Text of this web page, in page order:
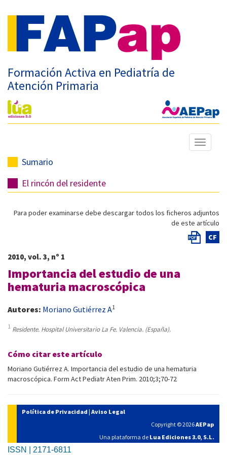
Formación Activa en Pediatría de
Atención Primaria
Mostrar
menú
Sumario
El rincón del residente
Para poder examinarse debe descargar todos los ficheros adjuntos
de este artículo
CF
2010, vol. 3, nº 1
Importancia del estudio de una
hematuria macroscópica
Autores: Moriano Gutiérrez A1
1 Residente. Hospital Universitario La Fe. Valencia. (España).
Cómo citar este artículo
Moriano Gutiérrez A. Importancia del estudio de una hematuria
macroscópica. Form Act Pediatr Aten Prim. 2010;3;70-72
Política de Privacidad | Aviso Legal
Copyright © 2026AEPap
Una plataforma de Lua Ediciones 3.0, S.L.
ISSN | 2171-6811